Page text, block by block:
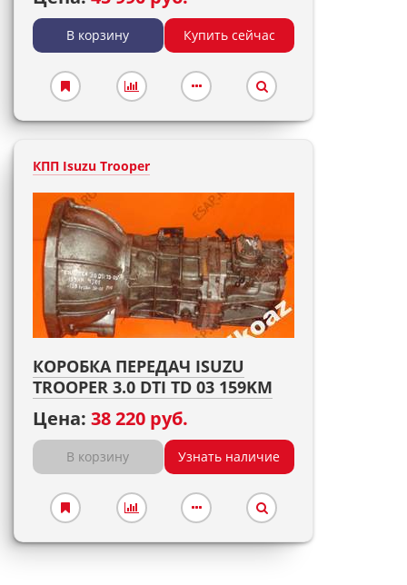
В корзину Купить сейчас
КПП Isuzu Trooper
КОРОБКА ПЕРЕДАЧ ISUZU
TROOPER 3.0 DTI TD 03 159KM
Цена: 38 220 руб.
В корзину Узнать наличие